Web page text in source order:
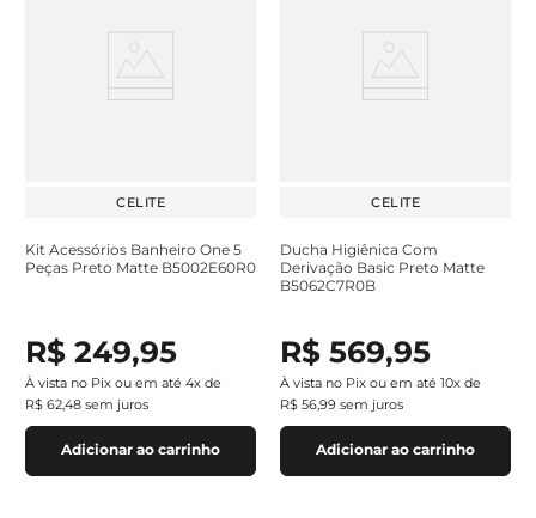
CELITE
Kit Acessórios Banheiro One 5
Peças Preto Matte B5002E60R0
R$ 249,95
À vista no Pix ou em até 4x de
R$ 62,48 sem juros
Adicionar ao carrinho
CELITE
Ducha Higiênica Com
Derivação Basic Preto Matte
B5062C7R0B
R$ 569,95
À vista no Pix ou em até 10x de
R$ 56,99 sem juros
Adicionar ao carrinho